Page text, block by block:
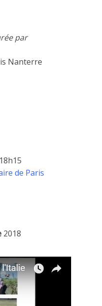
par
Nanterre
de Paris
2018